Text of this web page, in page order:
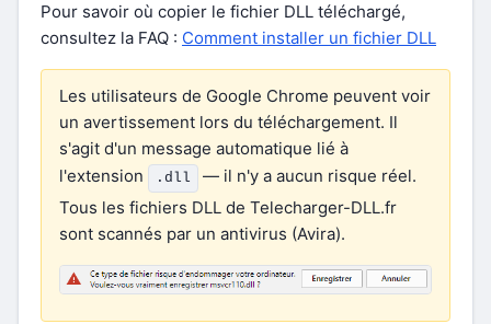
Pour savoir où copier le fichier DLL téléchargé,
consultez la FAQ : Comment installer un fichier DLL
Les utilisateurs de Google Chrome peuvent voir
un avertissement lors du téléchargement. Il
s'agit d'un message automatique lié à
l'extension
.dll
— il n'y a aucun risque réel.
Tous les fichiers DLL de Telecharger-DLL.fr
sont scannés par un antivirus (Avira).